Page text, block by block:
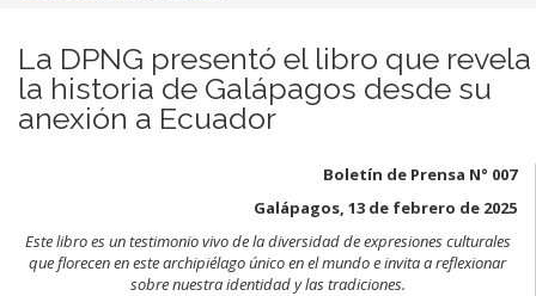
La DPNG presentó el libro que revela
la historia de Galápagos desde su
anexión a Ecuador
Boletín de Prensa N° 007
Galápagos, 13 de febrero de 2025
Este libro es un testimonio vivo de la diversidad de expresiones culturales
que florecen en este archipiélago único en el mundo e invita a reflexionar
sobre nuestra identidad y las tradiciones.